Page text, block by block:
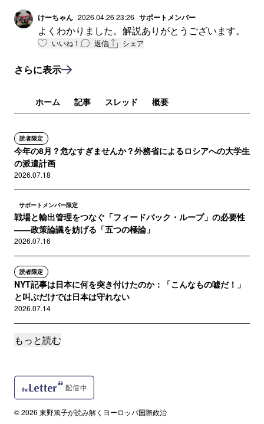
五類撤廃が日本にどんな国益をもたらし、逆に何
を失うのか、もし、お考えや機会があれば教えて
頂きたいです。
ありがとうございました。
けーちゃん 2026.04.26 23:26 サポートメンバー
よくわかりました。解説ありがとうございます。
いいね！ 返信 シェア
さらに表示
ホーム 記事 スレッド 概要
読者限定
今年の8月？危なすぎませんか？外務省によるロシアへの大学生
の派遣計画
2026.07.18
サポートメンバー限定
戦場と輸出管理をつなぐ「フィードバック・ループ」の必要性
――政策論議を妨げる「五つの極論」
2026.07.16
読者限定
NYT記事は日本に何を突き付けたのか：「こんなもの嘘だ！」
と叫ぶだけでは日本は守れない
2026.07.14
読者限定
2026.07.13
映画『戦場0地点』（2000 Meters to Andriivka）本邦公開決
もっと読む
© 2026 東野篤子が読み解くヨーロッパ国際政治